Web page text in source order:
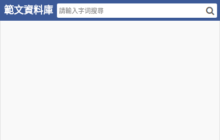
範文資料庫